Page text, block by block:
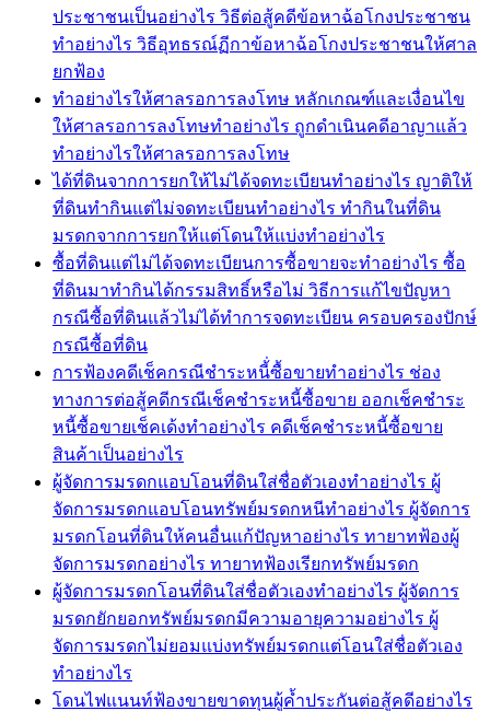
ประชาชนเป็นอย่างไร วิธีต่อสู้คดีข้อหาฉ้อโกงประชาชน
ทำอย่างไร วิธีอุทธรณ์ฏีกาข้อหาฉ้อโกงประชาชนให้ศาล
ยกฟ้อง
ทำอย่างไรให้ศาลรอการลงโทษ หลักเกณฑ์และเงื่อนไข
ให้ศาลรอการลงโทษทำอย่างไร ถูกดำเนินคดีอาญาแล้ว
ทำอย่างไรให้ศาลรอการลงโทษ
ได้ที่ดินจากการยกให้ไม่ได้จดทะเบียนทำอย่างไร ญาติให้
ที่ดินทำกินแต่ไม่จดทะเบียนทำอย่างไร ทำกินในที่ดิน
มรดกจากการยกให้แต่โดนให้แบ่งทำอย่างไร
ซื้อที่ดินแต่ไม่ได้จดทะเบียนการซื้อขายจะทำอย่างไร ซื้อ
ที่ดินมาทำกินได้กรรมสิทธิ์หรือไม่ วิธีการแก้ไขปัญหา
กรณีซื้อที่ดินแล้วไม่ได้ทำการจดทะเบียน ครอบครองปักษ์
กรณีซื้อที่ดิน
การฟ้องคดีเช็คกรณีชำระหนี้่ซื้อขายทำอย่างไร ช่อง
ทางการต่อสู้คดีกรณีเช็คชำระหนี้ซื้อขาย ออกเช็คชำระ
หนี้ซื้อขายเช็คเด้งทำอย่างไร คดีเช็คชำระหนี้ซื้อขาย
สินค้าเป็นอย่างไร
ผู้จัดการมรดกแอบโอนที่ดินใส่ชื่อตัวเองทำอย่างไร ผู้
จัดการมรดกแอบโอนทรัพย์มรดกหนีทำอย่างไร ผู้จัดการ
มรดกโอนที่ดินให้คนอื่นแก้ปัญหาอย่างไร ทายาทฟ้องผู้
จัดการมรดกอย่างไร ทายาทฟ้องเรียกทรัพย์มรดก
ผู้จัดการมรดกโอนที่ดินใส่ชื่อตัวเองทำอย่างไร ผู้จัดการ
มรดกยักยอกทรัพย์มรดกมีความอายุความอย่างไร ผู้
จัดการมรดกไม่ยอมแบ่งทรัพย์มรดกแต่โอนใส่ชื่อตัวเอง
ทำอย่างไร
โดนไฟแนนท์ฟ้องขายขาดทุนผู้ค้ำประกันต่อสู้คดีอย่างไร